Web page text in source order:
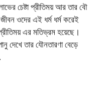
চেষ্টা প্রীতিময় আর তার বৌ
ওদের এই ধর্ম ধর্ম করেই
এর মতিভ্রম হয়েছে।
দেখে তার যৌনতারণা বেড়ে